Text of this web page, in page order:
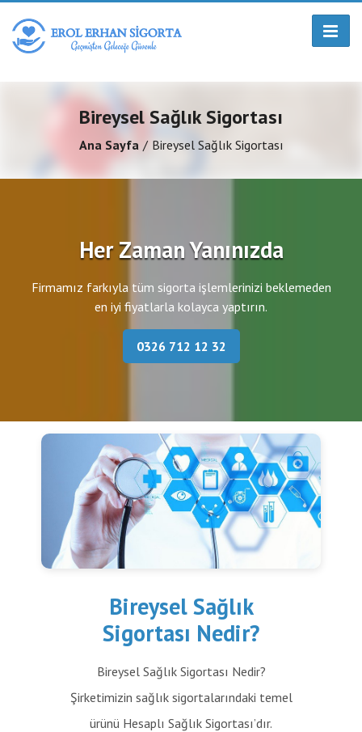
Bireysel Sağlık Sigortası
Ana Sayfa Bireysel Sağlık Sigortası
Her Zaman Yanınızda
Firmamız farkıyla tüm sigorta işlemlerinizi beklemeden
en iyi fiyatlarla kolayca yaptırın.
0326 712 12 32
Bireysel Sağlık
Sigortası Nedir?
Bireysel Sağlık Sigortası Nedir?
Şirketimizin sağlık sigortalarındaki temel
ürünü Hesaplı Sağlık Sigortası’dır.